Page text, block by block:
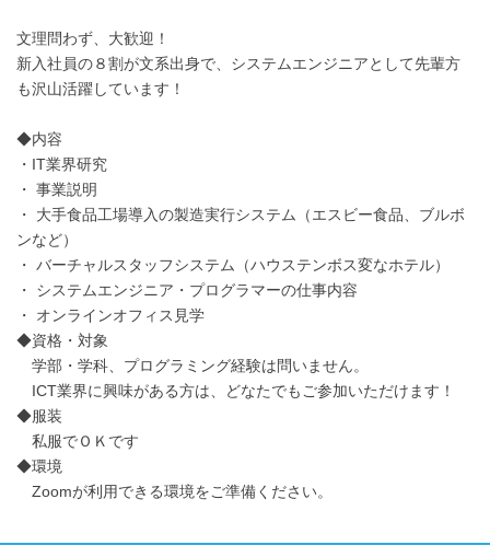
文理問わず、大歓迎！
新入社員の８割が文系出身で、システムエンジニアとして先輩方
も沢山活躍しています！
◆内容
・IT業界研究
・ 事業説明
・ 大手食品工場導入の製造実行システム（エスビー食品、ブルボ
ンなど）
・ バーチャルスタッフシステム（ハウステンボス変なホテル）
・ システムエンジニア・プログラマーの仕事内容
・ オンラインオフィス見学
◆資格・対象
学部・学科、プログラミング経験は問いません。
ICT業界に興味がある方は、どなたでもご参加いただけます！
◆服装
私服でＯＫです
◆環境
Zoomが利用できる環境をご準備ください。